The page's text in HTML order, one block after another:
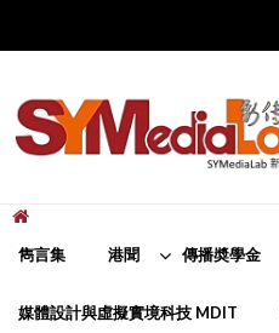
navigation
content
雋言集 港聞 傳播奬學金
媒體設計與虛擬實境科技 MDIT